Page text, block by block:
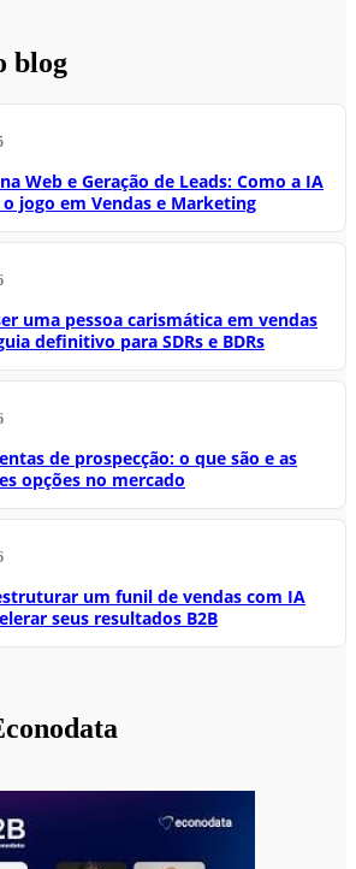
blog
Web e Geração de Leads: Como a IA
jogo em Vendas e Marketing
uma pessoa carismática em vendas
definitivo para SDRs e BDRs
de prospecção: o que são e as
opções no mercado
um funil de vendas com IA
seus resultados B2B